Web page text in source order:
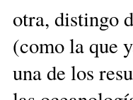
otra, distingo
(como la que
una de los